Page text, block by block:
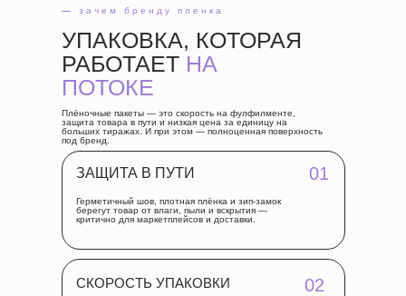
УПАКОВКА, КОТОРАЯ
РАБОТАЕТ НА
ПОТОКЕ
— зачем бренду пленка
СКОРОСТЬ УПАКОВКИ 02
01
ЗАЩИТА В ПУТИ
Плёночные пакеты — это скорость на фулфилменте,
защита товара в пути и низкая цена за единицу на
больших тиражах. И при этом — полноценная поверхность
под бренд.
Герметичный шов, плотная плёнка и зип-замок
берегут товар от влаги, пыли и вскрытия —
критично для маркетплейсов и доставки.